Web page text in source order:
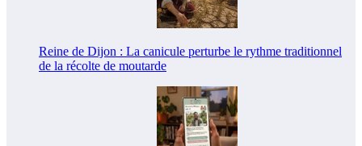
Reine de Dijon : La canicule perturbe le rythme traditionnel
de la récolte de moutarde